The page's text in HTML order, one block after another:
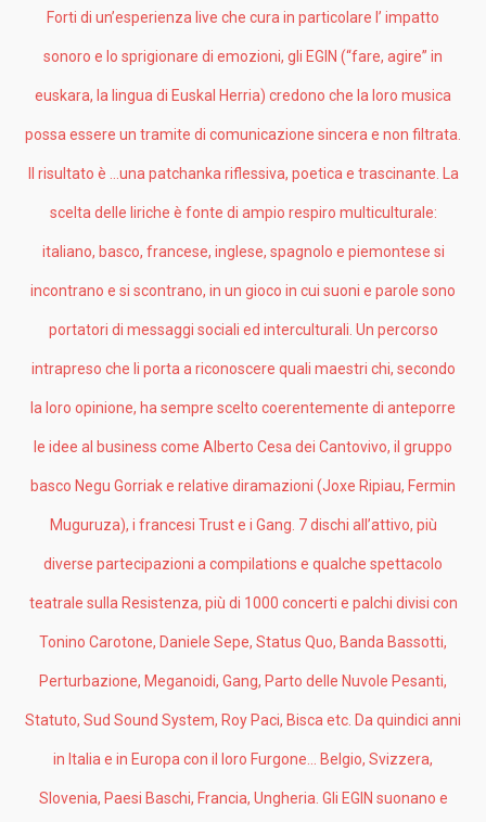
Forti di un’esperienza live che cura in particolare l’ impatto
sonoro e lo sprigionare di emozioni, gli EGIN (“fare, agire” in
euskara, la lingua di Euskal Herria) credono che la loro musica
possa essere un tramite di comunicazione sincera e non filtrata.
Il risultato è …una patchanka riflessiva, poetica e trascinante. La
scelta delle liriche è fonte di ampio respiro multiculturale:
italiano, basco, francese, inglese, spagnolo e piemontese si
incontrano e si scontrano, in un gioco in cui suoni e parole sono
portatori di messaggi sociali ed interculturali. Un percorso
intrapreso che li porta a riconoscere quali maestri chi, secondo
la loro opinione, ha sempre scelto coerentemente di anteporre
le idee al business come Alberto Cesa dei Cantovivo, il gruppo
basco Negu Gorriak e relative diramazioni (Joxe Ripiau, Fermin
Muguruza), i francesi Trust e i Gang. 7 dischi all’attivo, più
diverse partecipazioni a compilations e qualche spettacolo
teatrale sulla Resistenza, più di 1000 concerti e palchi divisi con
Tonino Carotone, Daniele Sepe, Status Quo, Banda Bassotti,
Perturbazione, Meganoidi, Gang, Parto delle Nuvole Pesanti,
Statuto, Sud Sound System, Roy Paci, Bisca etc. Da quindici anni
in Italia e in Europa con il loro Furgone… Belgio, Svizzera,
Slovenia, Paesi Baschi, Francia, Ungheria. Gli EGIN suonano e